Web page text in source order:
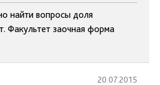
найти вопросы доля
Факультет заочная форма
20.07.2015